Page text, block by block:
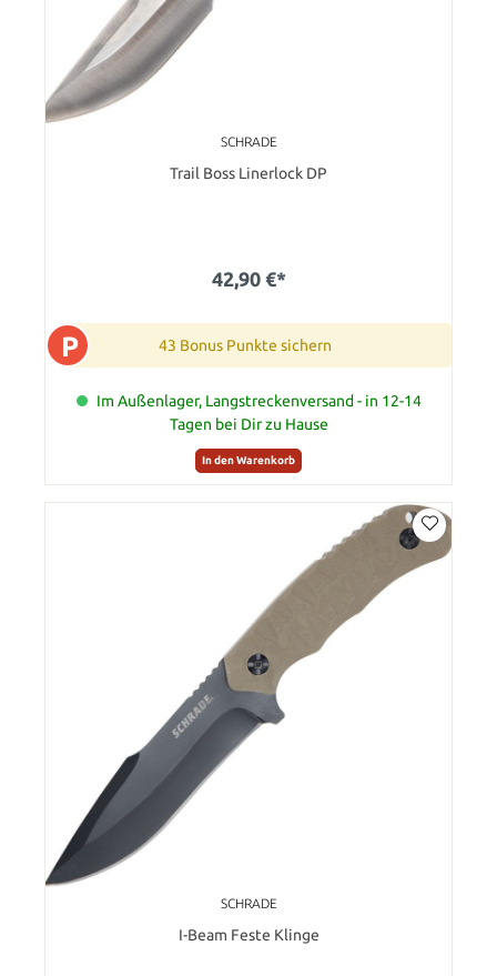
SCHRADE
Trail Boss Linerlock DP
42,90 €*
P 43 Bonus Punkte sichern
Im Außenlager, Langstreckenversand - in 12-14
Tagen bei Dir zu Hause
In den Warenkorb
SCHRADE
I-Beam Feste Klinge